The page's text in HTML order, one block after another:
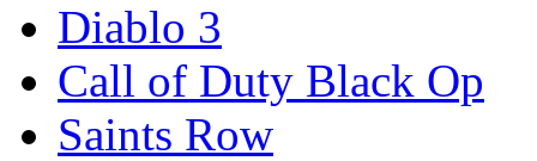
Diablo 3
Call of Duty Black Op
Saints Row